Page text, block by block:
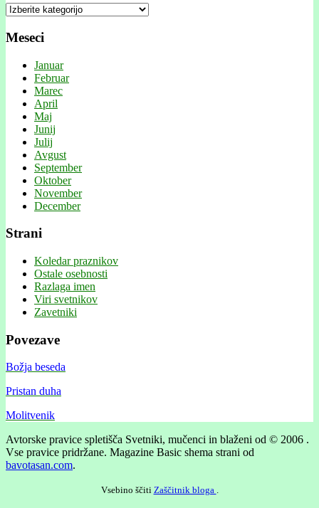
Kategorije
Meseci
Januar
Februar
Marec
April
Maj
Junij
Julij
Avgust
September
Oktober
November
December
Strani
Koledar praznikov
Ostale osebnosti
Razlaga imen
Viri svetnikov
Zavetniki
Povezave
Božja beseda
Pristan duha
Molitvenik
Avtorske pravice spletišča Svetniki, mučenci in blaženi od © 2006 .
Vse pravice pridržane. Magazine Basic shema strani od
bavotasan.com.
Vsebino ščiti Zaščitnik bloga .